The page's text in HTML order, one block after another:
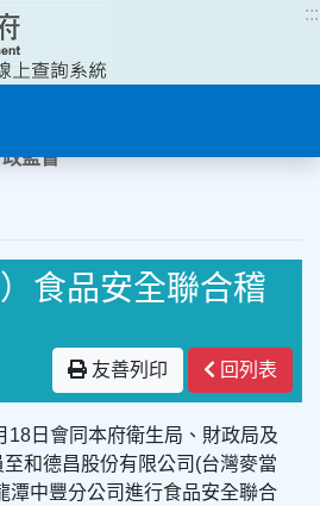
:::
監督
食品安全聯合稽
友善列印 回列表
18日會同本府衛生局、財政局及
和德昌股份有限公司(台灣麥當
潭中豐分公司進行食品安全聯合